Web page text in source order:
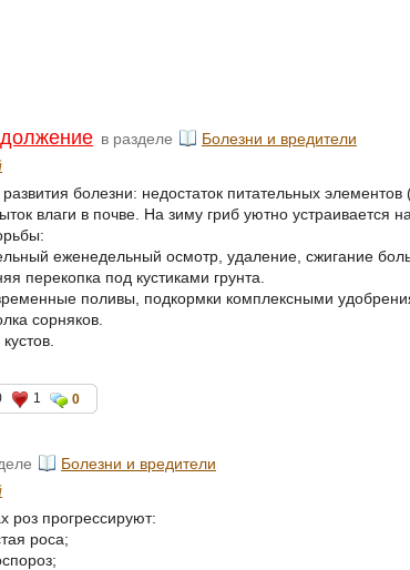
в разделе Болезни и вредители
болезни: недостаток питательных
влаги в почве. На зиму гриб уютно устраивается
еженедельный осмотр, удаление, сжигание
перекопка под кустиками грунта.
поливы, подкормки комплексными
сорняков.
1 0
Болезни и вредители
роз прогрессируют:
роса;